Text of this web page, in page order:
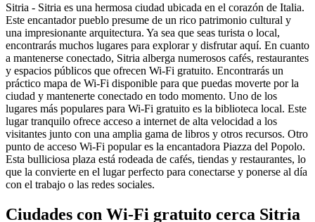
Sitria - Sitria es una hermosa ciudad ubicada en el corazón de Italia.
Este encantador pueblo presume de un rico patrimonio cultural y
una impresionante arquitectura. Ya sea que seas turista o local,
encontrarás muchos lugares para explorar y disfrutar aquí. En cuanto
a mantenerse conectado, Sitria alberga numerosos cafés, restaurantes
y espacios públicos que ofrecen Wi-Fi gratuito. Encontrarás un
práctico mapa de Wi-Fi disponible para que puedas moverte por la
ciudad y mantenerte conectado en todo momento. Uno de los
lugares más populares para Wi-Fi gratuito es la biblioteca local. Este
lugar tranquilo ofrece acceso a internet de alta velocidad a los
visitantes junto con una amplia gama de libros y otros recursos. Otro
punto de acceso Wi-Fi popular es la encantadora Piazza del Popolo.
Esta bulliciosa plaza está rodeada de cafés, tiendas y restaurantes, lo
que la convierte en el lugar perfecto para conectarse y ponerse al día
con el trabajo o las redes sociales.
Ciudades con Wi-Fi gratuito cerca Sitria